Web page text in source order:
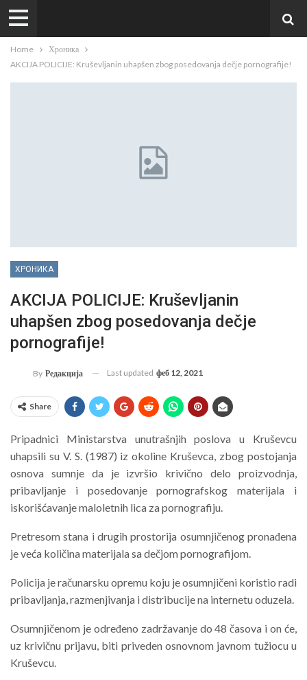
Home
Хроника
AKCIJA POLICIJE: Kruševljanin uhapšen zbog posedovanja dečje pornografije!
ХРОНИКА
AKCIJA POLICIJE: Kruševljanin
uhapšen zbog posedovanja dečje
pornografije!
By Редакција Last updated феб 12, 2021
Share
Pripadnici Ministarstva unutrašnjih poslova u Kruševcu
uhapsili su V. S. (1987) iz okoline Kruševca, zbog postojanja
osnova sumnje da je izvršio krivično delo proizvodnja,
pribavljanje i posedovanje pornografskog materijala i
iskorišćavanje maloletnih lica za pornografiju.
Pretresom stana i drugih prostorija osumnjičenog pronađena
je veća količina materijala sa dečjom pornografijom.
Policija je računarsku opremu koju je osumnjičeni koristio radi
pribavljanja, razmenjivanja i distribucije na internetu oduzela.
Osumnjičenom je određeno zadržavanje do 48 časova i on će,
uz krivičnu prijavu, biti priveden osnovnom javnom tužiocu u
Kruševcu.